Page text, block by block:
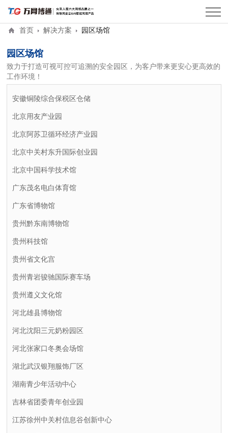
首页 解决方案 园区场馆
园区场馆
致力于打造可视可控可追溯的安全园区，为客户带来更安心更高效的
工作环境！
安徽铜陵综合保税区仓储
北京用友产业园
北京阿苏卫循环经济产业园
北京中关村东升国际创业园
北京中国科学技术馆
广东茂名电白体育馆
广东省博物馆
贵州黔东南博物馆
贵州科技馆
贵州省文化宫
贵州青岩骏驰国际赛车场
贵州遵义文化馆
河北雄县博物馆
河北沈阳三元奶粉园区
河北张家口冬奥会场馆
湖北武汉银翔服饰厂区
湖南青少年活动中心
吉林省团委青年创业园
江苏徐州中关村信息谷创新中心